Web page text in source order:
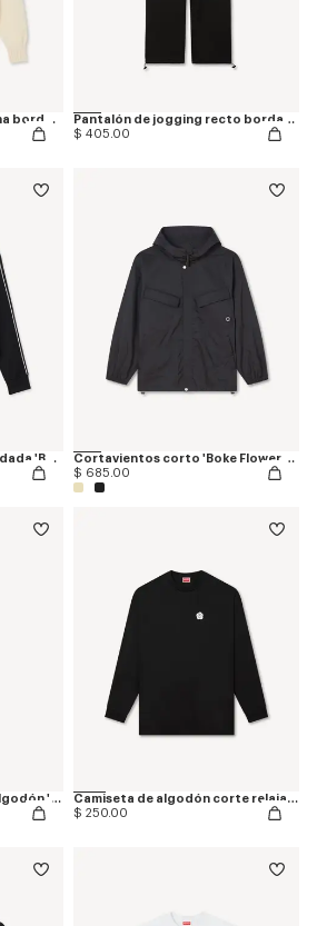
Cárdigan de algodón y lana bordado 'Boke Flower 2.0'
Pantalón de jogging recto bordado 'Boke Flower 2.0' de algodón
$ 405.00
Chaqueta de chándal bordada 'Boke Flower 2.0'
Cortavientos corto 'Boke Flower 2.0'
$ 685.00
Calcetines de canalé de algodón 'Boke Flower 2.0'
Camiseta de algodón corte relajado 'Boke Flower 2.0'
$ 250.00